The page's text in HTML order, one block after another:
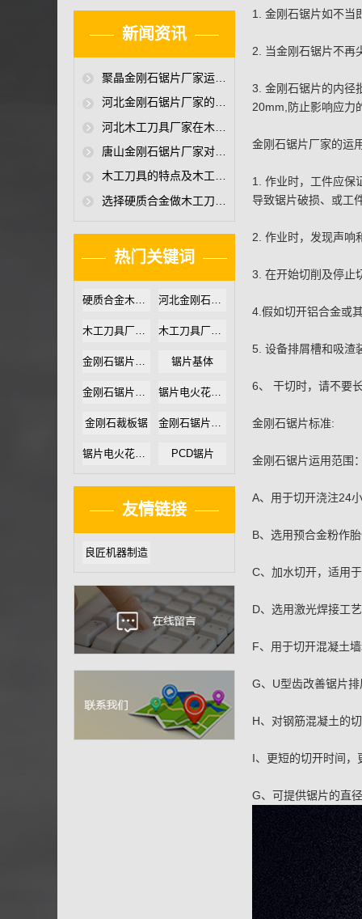
新闻资讯
聚晶金刚石锯片厂家运用金刚石锯片中的首要问题
河北金刚石锯片厂家的颗粒刨花板锯切聚晶金刚石锯片
河北木工刀具厂家在木工刀具放电加工机技术超硬金刚石木工刀具应用
唐山金刚石锯片厂家对超硬聚晶金刚石锯片性能介绍
木工刀具的特点及木工刀具厂家提高木工刀具耐磨损技术
选择硬质合金做木工刀具时，木工刀具厂家必须要注意哪些
热门关键词
锯片基体
金刚石裁板锯
PCD锯片
友情链接
良匠机器制造
1. 金刚石锯片如不当
2. 当金刚石锯片不
3. 金刚石锯片的内径
20mm,防止影响应力
金刚石锯片厂家的运
1. 作业时，工件应保
导致锯片破损、或
2. 作业时，发现声
3. 在开始切削及停
4.假如切开铝合金或
5. 设备排屑槽和吸
6、 干切时，请不要
金刚石锯片标准:
金刚石锯片运用范围
A、用于切开浇注24
B、选用预合金粉作
C、加水切开，适用
D、选用激光焊接工
F、用于切开混凝土
G、U型齿改善锯片
H、对钢筋混凝土的
I、更短的切开时间，
G、可提供锯片的直